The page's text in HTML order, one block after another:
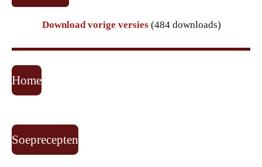
Download vorige versies (484 downloads)
Home
Soeprecepten